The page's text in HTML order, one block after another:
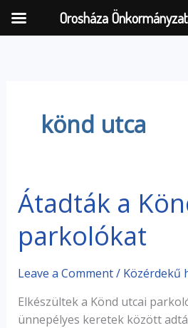
könd utca
Átadták a
parkolókat
Leave a Comment/ Közérdekű
Elkészültek a Könd utcai
ünnepélyes keretek között
Átadták
a
Könd
utcai
parkolókat
Orosháza